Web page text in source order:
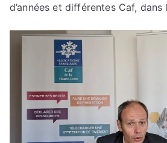
d’années et différentes Caf,